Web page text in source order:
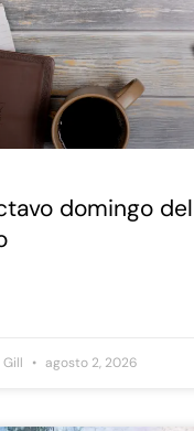
domingo
agosto 2, 2026